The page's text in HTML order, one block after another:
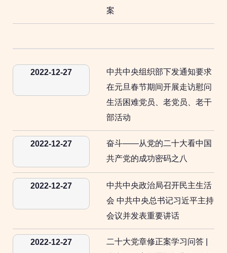
案
2022-12-27
中共中央组织部下发通知要求
在元旦春节期间开展走访慰问
生活困难党员、老党员、老干
部活动
2022-12-27
奋斗——从党的二十大看中国
共产党的成功密码之八
2022-12-27
中共中央政治局召开民主生活
会 中共中央总书记习近平主持
会议并发表重要讲话
2022-12-27
二十大党章修正案学习问答 |